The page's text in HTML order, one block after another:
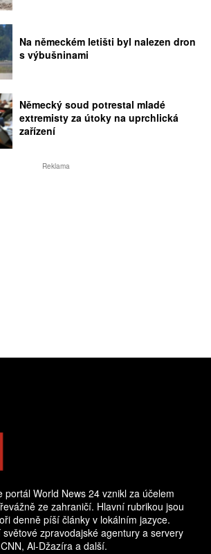
Na německém letišti byl nalezen dron
s výbušninami
Německý soud potrestal mladé
extremisty za útoky na uprchlická
zařízení
Reklama
portál World News 24 vznikl za účelem
ze zahraničí. Hlavní rubrikou jsou
denně píší články v lokálním jazyce.
zpravodajské agentury a servery
Al-Džazíra a další.